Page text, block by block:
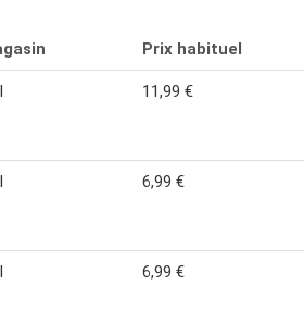
Prix habituel
11,99 €
6,99 €
6,99 €